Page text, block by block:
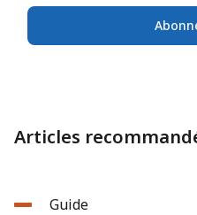
Articles
Guide